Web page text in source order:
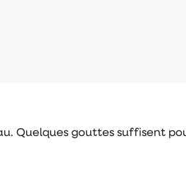
Quelques gouttes suffisent